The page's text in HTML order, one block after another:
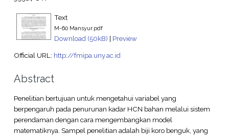
Text
M-60 Mansyur.pdf
Download (50kB) | Preview
Official URL: http://fmipa.uny.ac.id
Abstract
Penelitian bertujuan untuk mengetahui variabel yang
berpengaruh pada penurunan kadar HCN bahan melalui sistem
perendaman dengan cara mengembangkan model
matematiknya. Sampel penelitian adalah biji koro benguk, yang